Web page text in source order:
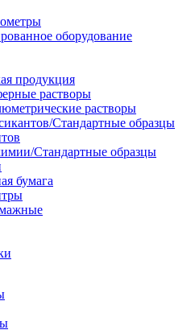
оборудование
продукция
растворы
растворы
Стандартные образцы
Стандартные образцы
бумага